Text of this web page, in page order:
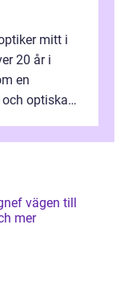
mitt i
20 år i
en
optiska
till
mer